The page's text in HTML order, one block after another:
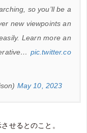
so you’ll be a
new viewpoints an
Learn more an
pic.twitter.co
May 10, 2023
せるとのこと。